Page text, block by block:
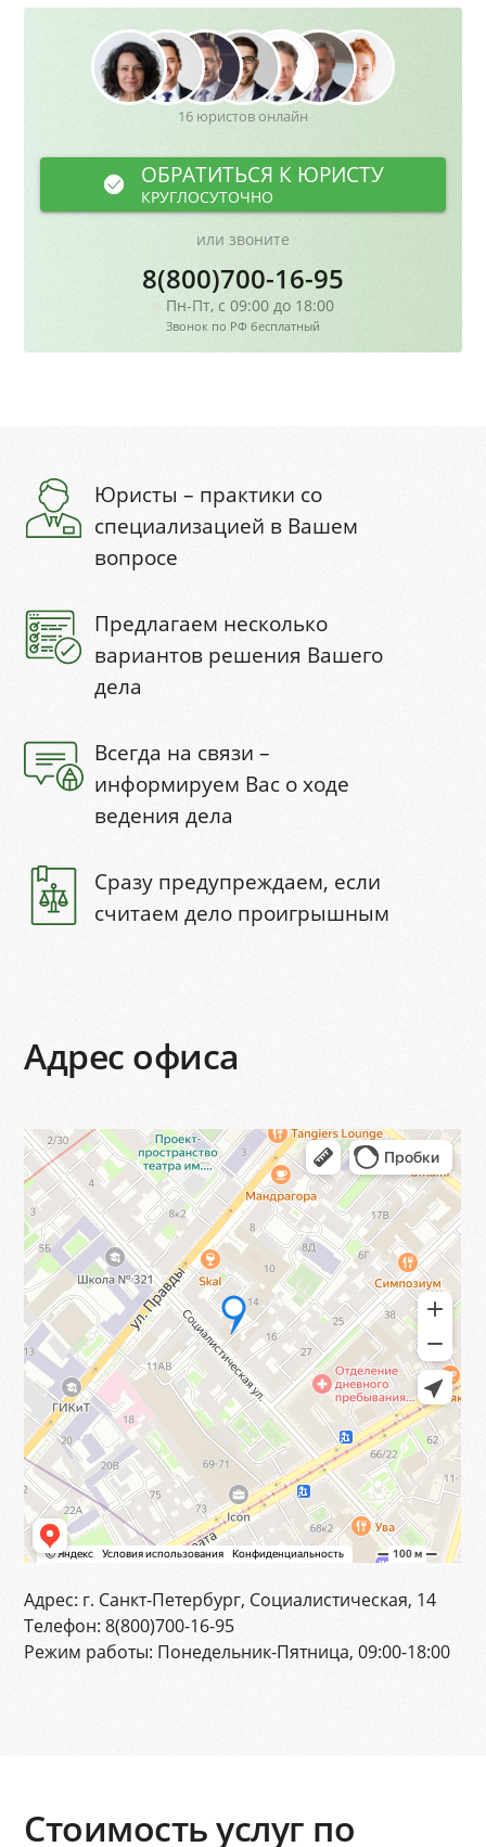
16 юристов онлайн
ОБРАТИТЬСЯ К ЮРИСТУ
КРУГЛОСУТОЧНО
или звоните
8(800)700-16-95
Пн-Пт, с 09:00 до 18:00
Звонок по РФ бесплатный
Юристы – практики со
специализацией в Вашем
вопросе
Предлагаем несколько
вариантов решения Вашего
дела
Всегда на связи –
информируем Вас о ходе
ведения дела
Сразу предупреждаем, если
считаем дело проигрышным
Адрес офиса
Адрес: г. Санкт-Петербург, Социалистическая, 14
Телефон: 8(800)700-16-95
Режим работы: Понедельник-Пятница, 09:00-18:00
Стоимость услуг по